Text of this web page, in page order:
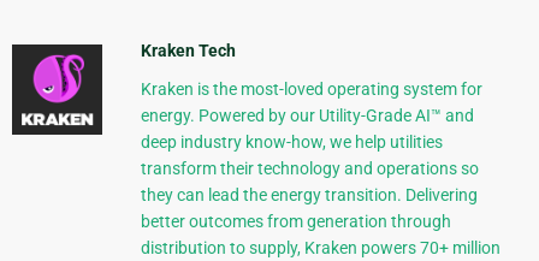
Kraken Tech
Kraken is the most-loved operating system for
energy. Powered by our Utility-Grade AI™ and
deep industry know-how, we help utilities
transform their technology and operations so
they can lead the energy transition. Delivering
better outcomes from generation through
distribution to supply, Kraken powers 70+ million